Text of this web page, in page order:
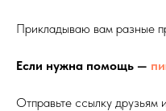
Прикладываю вам разные
Если нужна помощь —
Отправьте ссылку друзьям